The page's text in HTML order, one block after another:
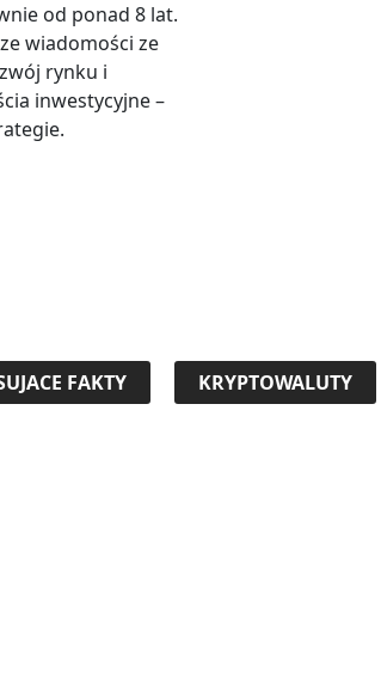
od ponad 8 lat.
wiadomości ze
rynku i
inwestycyjne –
FAKTY
KRYPTOWALUTY